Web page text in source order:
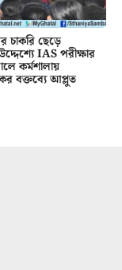
চাকরি ছেড়ে
IAS পরীক্ষার
কর্মশালায়
বক্তব্যে আপ্লুত